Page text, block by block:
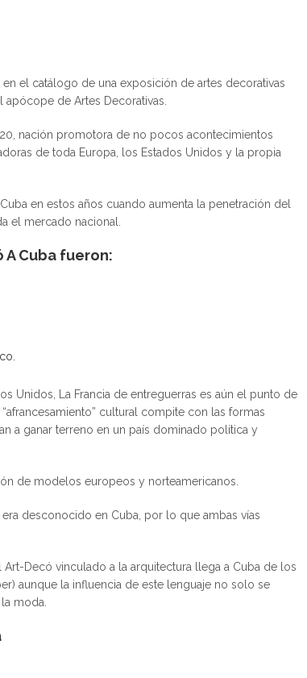
el catálogo de una exposición de artes decorativas
de Artes Decorativas.
nación promotora de no pocos acontecimientos
de toda Europa, los Estados Unidos y la propia
en estos años cuando aumenta la penetración del
el mercado nacional.
Cuba fueron:
Unidos, La Francia de entreguerras es aún el punto de
cultural compite con las formas
a ganar terreno en un país dominado política y
de modelos europeos y norteamericanos.
desconocido en Cuba, por lo que ambas vías
Decó vinculado a la arquitectura llega a Cuba de los
aunque la influencia de este lenguaje no solo se
moda.